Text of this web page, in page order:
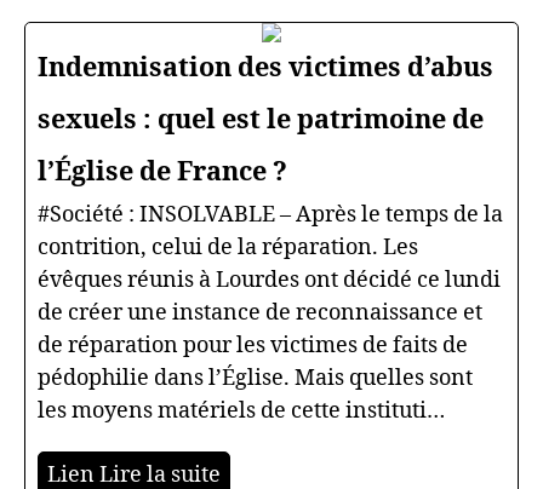
Indemnisation des victimes d’abus
sexuels : quel est le patrimoine de
l’Église de France ?
#Société : INSOLVABLE – Après le temps de la
contrition, celui de la réparation. Les
évêques réunis à Lourdes ont décidé ce lundi
de créer une instance de reconnaissance et
de réparation pour les victimes de faits de
pédophilie dans l’Église. Mais quelles sont
les moyens matériels de cette instituti…
Lien Lire la suite